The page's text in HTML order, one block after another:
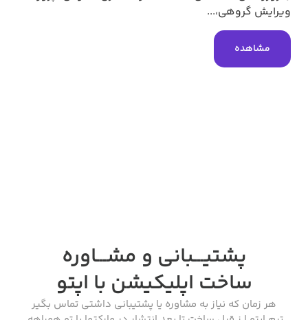
ویرایش گروهی،...
مشاهده
پشتیـــبانی و مشـــاوره
ساخت اپلیکیشنبا اپتو
هر زمان که نیاز به مشاوره یا پشتیبانی داشتی تماس بگیر